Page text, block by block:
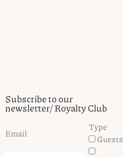
Subscribe to our
newsletter/ Royalty Club
Email
Type
Guests